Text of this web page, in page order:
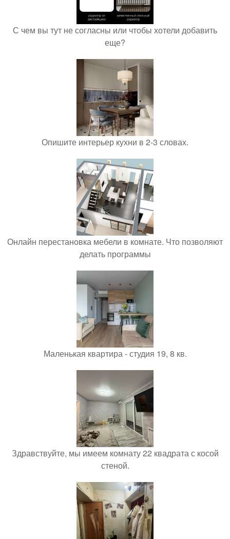
С чем вы тут не согласны или чтобы хотели добавить
еще?
Опишите интерьер кухни в 2-3 словах.
Онлайн перестановка мебели в комнате. Что позволяют
делать программы
Маленькая квартира - студия 19, 8 кв.
Здравствуйте, мы имеем комнату 22 квадрата с косой
стеной.